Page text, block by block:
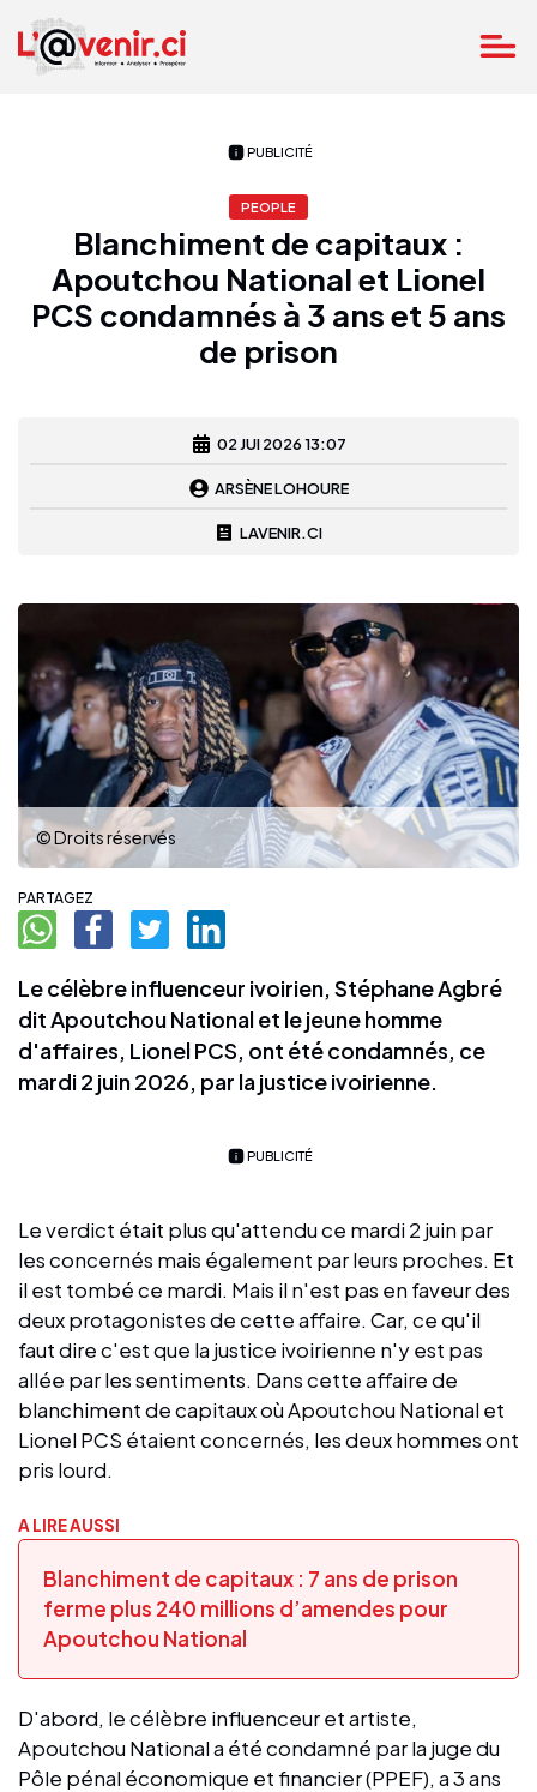
PUBLICITÉ
PEOPLE
Blanchiment de capitaux :
Apoutchou National et Lionel
PCS condamnés à 3 ans et 5 ans
de prison
02 JUI 2026 13:07
ARSÈNE LOHOURE
LAVENIR.CI
© Droits réservés
PARTAGEZ
Le célèbre influenceur ivoirien, Stéphane Agbré
dit Apoutchou National et le jeune homme
d'affaires, Lionel PCS, ont été condamnés, ce
mardi 2 juin 2026, par la justice ivoirienne.
PUBLICITÉ
Le verdict était plus qu'attendu ce mardi 2 juin par
les concernés mais également par leurs proches. Et
il est tombé ce mardi. Mais il n'est pas en faveur des
deux protagonistes de cette affaire. Car, ce qu'il
faut dire c'est que la justice ivoirienne n'y est pas
allée par les sentiments. Dans cette affaire de
blanchiment de capitaux où Apoutchou National et
Lionel PCS étaient concernés, les deux hommes ont
pris lourd.
A LIRE AUSSI
Blanchiment de capitaux : 7 ans de prison
ferme plus 240 millions d’amendes pour
Apoutchou National
D'abord, le célèbre influenceur et artiste,
Apoutchou National a été condamné par la juge du
Pôle pénal économique et financier (PPEF), a 3 ans